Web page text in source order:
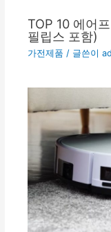
TOP 10 에어
필립스 포함)
가전제품 / 글쓴이